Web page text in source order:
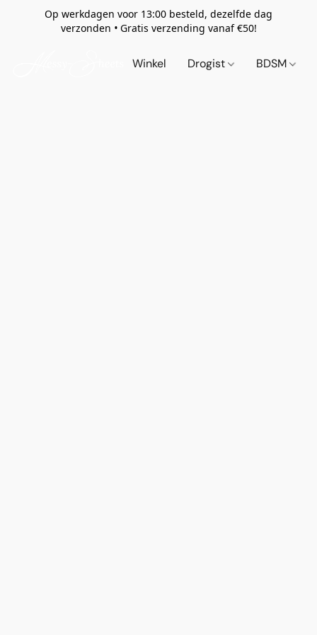
Op werkdagen voor 13:00 besteld, dezelfde dag
verzonden • Gratis verzending vanaf €50!
Winkel Drogist BDSM